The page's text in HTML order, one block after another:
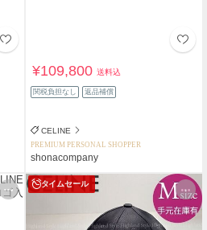
¥109,800送料込
関税負担なし 返品補償
CELINE
PREMIUM PERSONAL SHOPPER
shonacompany
タイムセール